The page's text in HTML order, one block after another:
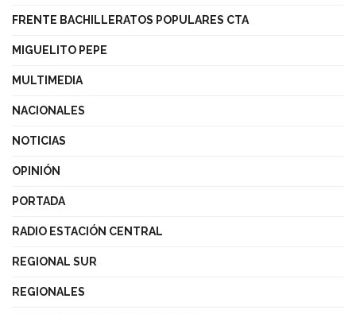
FRENTE BACHILLERATOS POPULARES CTA
MIGUELITO PEPE
MULTIMEDIA
NACIONALES
NOTICIAS
OPINIÓN
PORTADA
RADIO ESTACIÓN CENTRAL
REGIONAL SUR
REGIONALES